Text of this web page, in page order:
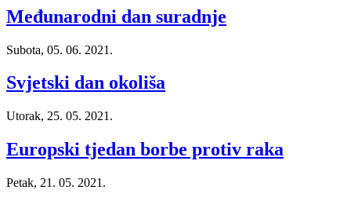
Međunarodni dan suradnje
Subota, 05. 06. 2021.
Svjetski dan okoliša
Utorak, 25. 05. 2021.
Europski tjedan borbe protiv raka
Petak, 21. 05. 2021.